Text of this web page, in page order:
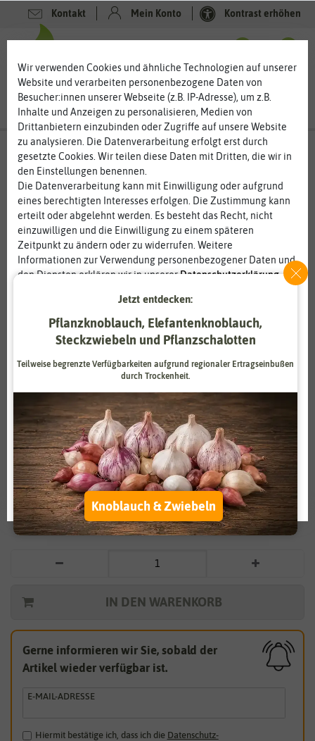
Kontakt Mein Konto Kontrast erhöhen
Vergrößern durch berühren
Koriander Jantar
2,99 €
*
* inkl. 7% MwSt. zzgl.Versandkosten
IN DEN WARENKORB
Gerne informieren wir Sie, sobald der
Artikel wieder verfügbar ist.
E-MAIL-ADRESSE
Hiermit bestätige ich, dass ich die Daten­schutz­
Wir verwenden Cookies und ähnliche Technologien auf unserer
Website und verarbeiten personenbezogene Daten von
Besucher:innen unserer Webseite (z.B. IP-Adresse), um z.B.
Inhalte und Anzeigen zu personalisieren, Medien von
Drittanbietern einzubinden oder Zugriffe auf unsere Website
zu analysieren. Die Datenverarbeitung erfolgt erst durch
gesetzte Cookies. Wir teilen diese Daten mit Dritten, die wir in
den Einstellungen benennen.
Die Datenverarbeitung kann mit Einwilligung oder aufgrund
eines berechtigten Interesses erfolgen. Die Zustimmung kann
erteilt oder abgelehnt werden. Es besteht das Recht, nicht
einzuwilligen und die Einwilligung zu einem späteren
Zeitpunkt zu ändern oder zu widerrufen. Weitere
Informationen zur Verwendung personenbezogener Daten und
den Diensten erklären wir in unsererDaten­schutz­erklärung.
Zahlungsdienstleister Marketing
Externe Medien Funktional
Weitere Einstellungen
Alle akzeptieren
Alle ablehnen
Auswahl akzeptieren
Jetzt entdecken:
Pflanzknoblauch, Elefantenknoblauch,
Steckzwiebeln und Pflanzschalotten
Teilweise begrenzte Verfügbarkeiten aufgrund regionaler Ertragseinbußen
durch Trockenheit.
Knoblauch & Zwiebeln